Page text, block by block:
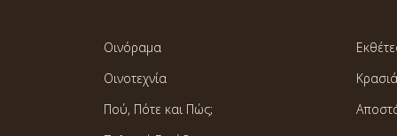
Οινόραμα
Οινοτεχνία
Πού, Πότε και Πώς;
Κρασιά